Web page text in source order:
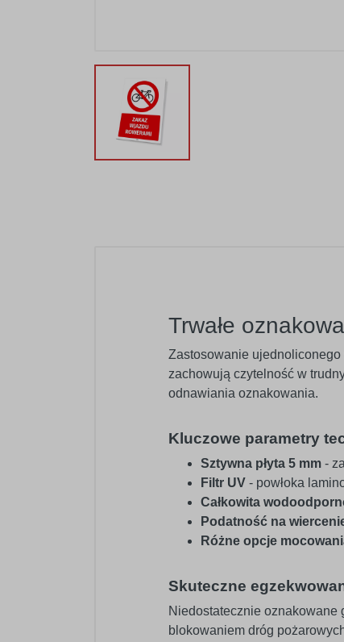
Trwałe
Zastosowanie
zachowują czytelność w
odnawiania oznakowania.
Kluczowe parametry
Sztywna płyta 5 mm -
Filtr UV - powłoka
Całkowita
Podatność na
Różne opcje
Skuteczne
Niedostatecznie oznakowane
blokowaniem dróg